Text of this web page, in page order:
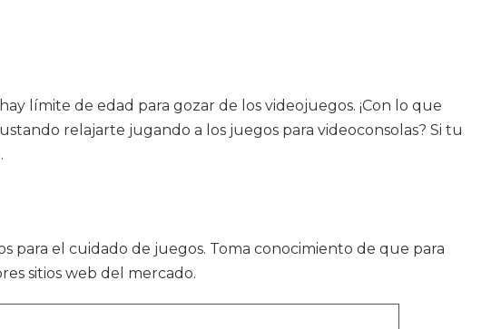
límite de edad para gozar de los videojuegos. ¡Con lo que
relajarte jugando a los juegos para videoconsolas? Si tu
para el cuidado de juegos. Toma conocimiento de que para
sitios web del mercado.